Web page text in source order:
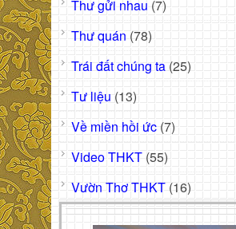
Thư gửi nhau (7)
Thư quán (78)
Trái đất chúng ta (25)
Tư liệu (13)
Về miền hồi ức (7)
Video THKT (55)
Vườn Thơ THKT (16)